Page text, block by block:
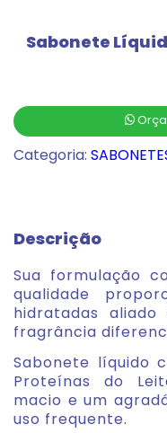
Sabonete
Categoria:
Descrição
Sua formulação
qualidade
hidratadas
fragrância
Sabonete líquido
Proteínas do
macio e um
uso frequente.